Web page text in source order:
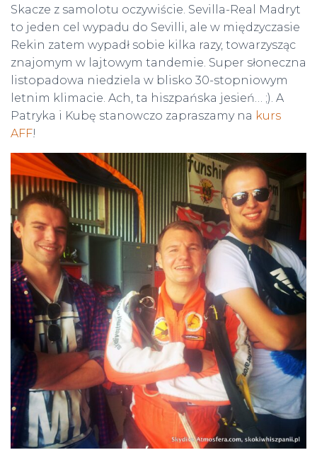
Skacze z samolotu oczywiście. Sevilla-Real Madryt
to jeden cel wypadu do Sevilli, ale w międzyczasie
Rekin zatem wypadł sobie kilka razy, towarzysząc
znajomym w lajtowym tandemie. Super słoneczna
listopadowa niedziela w blisko 30-stopniowym
letnim klimacie. Ach, ta hiszpańska jesień… ;). A
Patryka i Kubę stanowczo zapraszamy na kurs
AFF!